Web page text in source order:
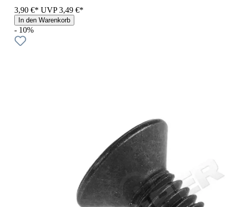
3,90 €* UVP 3,49 €*
In den Warenkorb
- 10%